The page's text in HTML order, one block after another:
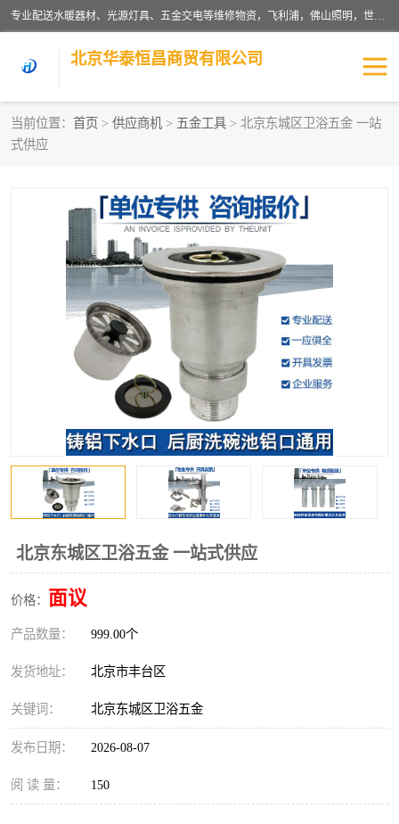
专业配送水暖器材、光源灯具、五金交电等维修物资，飞利浦，佛山照明，世达，博世，九牧，特陶等各产品涉及国内外知名品牌。公司专注与物业、学校、酒店、工厂等单位合作，提供一站式配送服务，降低客户综合成本。依托电子商务改变传统模式，以专业的团队为客户提供24H物资配送到达，货到月结、统一开票，便捷退换等服务，提高了企业的运营效率。
北京华泰恒昌商贸有限公司
当前位置： 首页 > 供应商机 > 五金工具 > 北京东城区卫浴五金 一站
式供应
北京东城区卫浴五金 一站式供应
价格： 面议
产品数量： 999.00个
发货地址： 北京市丰台区
关键词： 北京东城区卫浴五金
发布日期： 2026-08-07
阅 读 量： 150
水暖阀门
涂料辅材